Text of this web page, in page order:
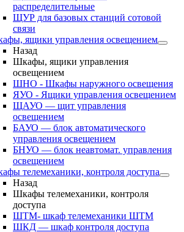
распределительные
ЩУР для базовых станций сотовой
связи
ящики управления освещением
Назад
Шкафы, ящики управления
освещением
ШНО - Шкафы наружного освещения
ЯУО - Ящики управления освещением
ЩАУО — щит управления
освещением
БАУО — блок автоматического
управления освещением
БНУО — блок неавтомат. управления
освещением
телемеханики, контроля доступа
Назад
Шкафы телемеханики, контроля
доступа
ШТМ- шкаф телемеханики ШТМ
ШКД — шкаф контроля доступа